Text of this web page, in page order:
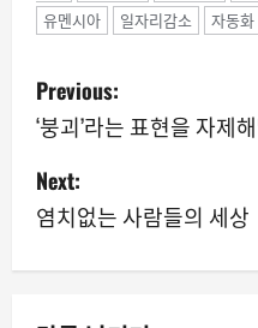
유멘시아
일자리감소 자동화
P
o
s
t
n
Previous:
‘붕괴’라는 표현을 자제
Next:
염치없는 사람들의 세상